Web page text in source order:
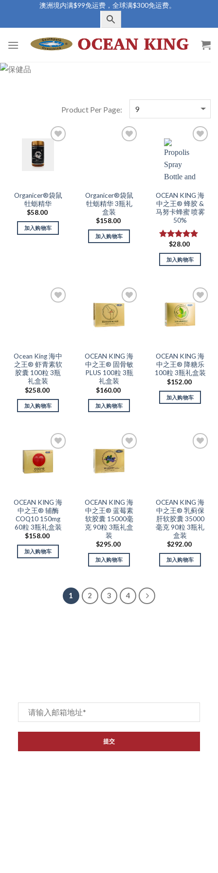
content
澳洲境内满$99免运费，全球满$300免运费。
Wishlist
Organicer®袋鼠
牡蛎精华
$58.00
加入购物车
Organicer®袋鼠
牡蛎精华 3瓶礼
盒装
$158.00
加入购物车
Wishlist
OCEAN KING 海
中之王® 蜂胶 &
马努卡蜂蜜 喷雾
50%
评分5.00
&sol; 5
$28.00
加入购物车
Ocean King 海中
之王® 虾青素软
胶囊 100粒 3瓶
礼盒装
$258.00
加入购物车
Add to
Wishlist
OCEAN KING 海
中之王® 固骨敏
PLUS 100粒 3瓶
礼盒装
$160.00
加入购物车
Add to
Wishlist
OCEAN KING 海
中之王® 降糖乐
100粒 3瓶礼盒装
$152.00
加入购物车
Add to
Wishlist
OCEAN KING 海
中之王® 辅酶
COQ10 150mg
60粒 3瓶礼盒装
$158.00
加入购物车
Add to
Wishlist
OCEAN KING 海
中之王® 蓝莓素
软胶囊 15000毫
克 90粒 3瓶礼盒
装
$295.00
加入购物车
OCEAN KING 海
中之王® 乳蓟保
肝软胶囊 35000
毫克 90粒 3瓶礼
盒装
$292.00
加入购物车
1 2 3 4